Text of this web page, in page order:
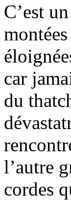
C’est
car
du
l’autre
cordes